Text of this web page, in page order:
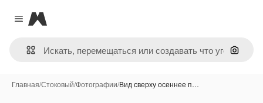
Close menu
Magnific
Поиск
Главная/Стоковый/Фотографии/Вид сверху осеннее п…